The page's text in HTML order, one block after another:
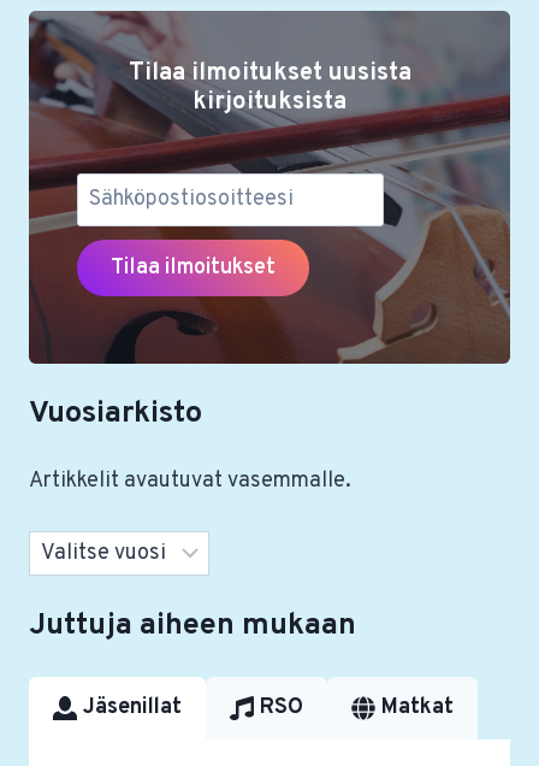
–
NUORIA
JOHTAJAPERSOONIA:
PAAVO
BERGLUND
Tilaa ilmoitukset uusista
kirjoituksista
Vuosiarkisto
Artikkelit avautuvat vasemmalle.
Arkistot
Juttuja aiheen mukaan
Jäsenillat RSO Matkat